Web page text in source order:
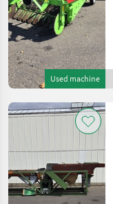
Used machine